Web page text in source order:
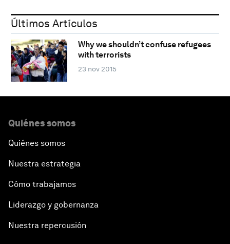
Últimos Artículos
Why we shouldn’t confuse refugees
with terrorists
23 nov 2015
Quiénes somos
Quiénes somos
Nuestra estrategia
Cómo trabajamos
Liderazgo y gobernanza
Nuestra repercusión